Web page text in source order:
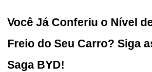
Você Já Conferiu o Nível
Freio do Seu Carro? Siga
Saga BYD!